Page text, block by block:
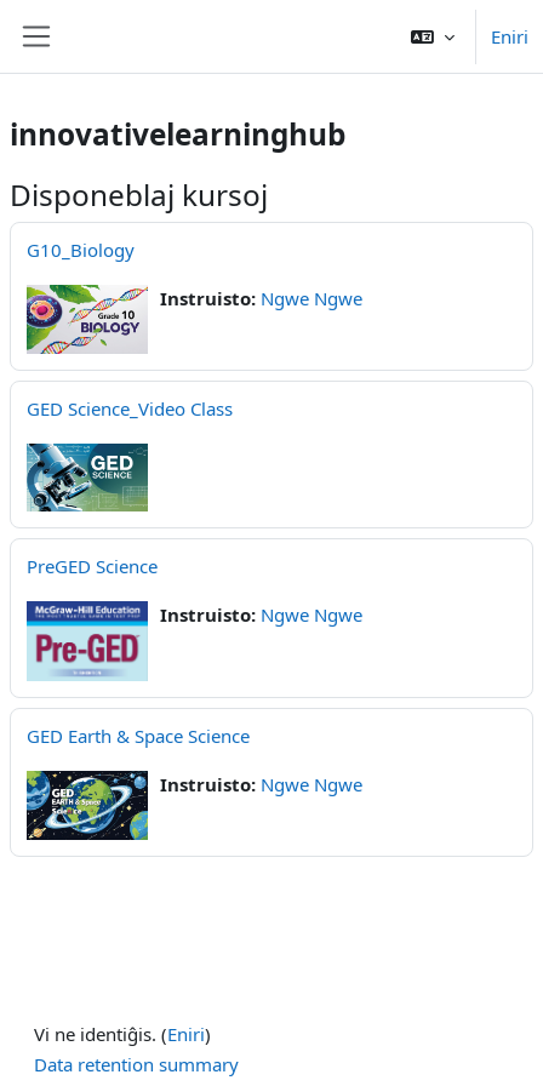
Eniri
innovativelearninghub
Disponeblaj kursoj
G10_Biology
Instruisto: Ngwe Ngwe
GED Science_Video Class
PreGED Science
Instruisto: Ngwe Ngwe
GED Earth & Space Science
Instruisto: Ngwe Ngwe
Vi ne identiĝis. (Eniri)
Data retention summary